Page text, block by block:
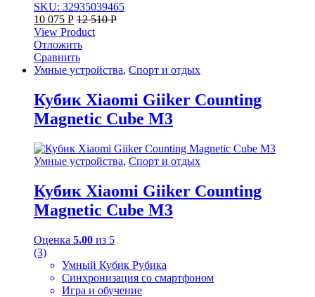
SKU: 32935039465
10 075 Р 12 510Р
View Product
Отложить
Сравнить
Умные устройства, Спорт и отдых
Кубик Xiaomi Giiker Counting
Magnetic Cube M3
Умные устройства, Спорт и отдых
Кубик Xiaomi Giiker Counting
Magnetic Cube M3
Оценка 5.00 из 5
(3)
Умный Кубик Рубика
Синхронизация со смартфоном
Игра и обучение